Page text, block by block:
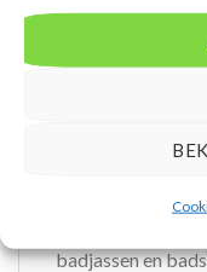
badjassen (op
Balkon of terras
Zeezicht *
persoon * Eén
drinkfaciliteiten
badjassen en